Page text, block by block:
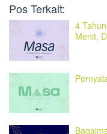
Pos Terkait:
4
Menit,